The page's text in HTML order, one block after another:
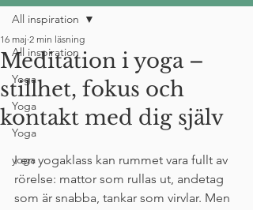
All inspiration
Yoga
Yoga
Yoga
yoga
All inspiration
Meditation i yoga –
stillhet, fokus och
kontakt med dig själv
16 maj 2 min läsning
I en yogaklass kan rummet vara fullt av
rörelse: mattor som rullas ut, andetag
som är snabba, tankar som virvlar. Men